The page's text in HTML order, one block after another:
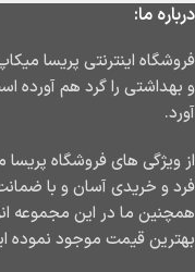
درباره ما:
فروشگاه اینترنتی پریسا
و بهداشتی را گرد هم آورده
آورد.
از ویژگی های فروشگاه
فرد و خریدی آسان و با ضمانت ۷ روز بازگشت کالا
همچنین ما در این مجموعه
بهترین قیمت موجود نموده